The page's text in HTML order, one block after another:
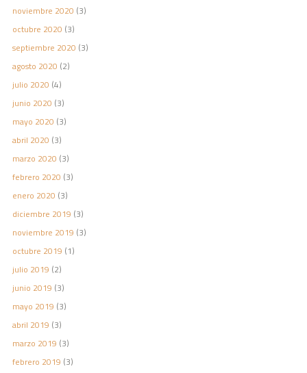
noviembre 2020 (3)
octubre 2020 (3)
septiembre 2020 (3)
agosto 2020 (2)
julio 2020 (4)
junio 2020 (3)
mayo 2020 (3)
abril 2020 (3)
marzo 2020 (3)
febrero 2020 (3)
enero 2020 (3)
diciembre 2019 (3)
noviembre 2019 (3)
octubre 2019 (1)
julio 2019 (2)
junio 2019 (3)
mayo 2019 (3)
abril 2019 (3)
marzo 2019 (3)
febrero 2019 (3)